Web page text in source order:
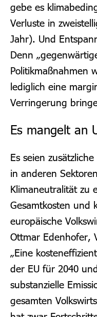
gebe es
Verluste in
Jahr). Und
Denn
Politikmaßnahmen
lediglich eine
Verringerung
Es mangelt an
Es seien
in anderen
Klimaneutralität zu
Gesamtkosten und
europäische
Ottmar Edenhofer,
„Eine
der EU für 2040
substanzielle
gesamten